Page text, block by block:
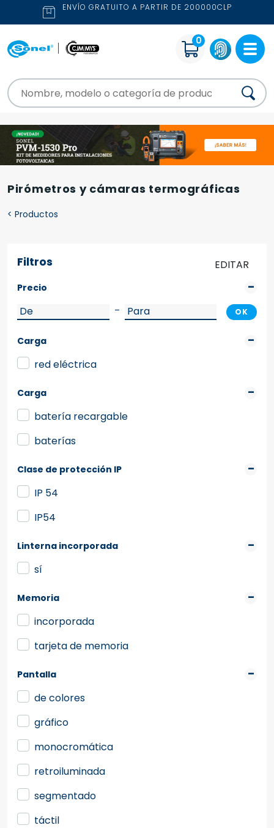
ENVÍO GRATUITO A PARTIR DE 200000CLP
0
Pirómetros y cámaras termográficas
< Productos
Filtros EDITAR
Precio
–
OK
Carga
red eléctrica
Carga
batería recargable
baterías
Clase de protección IP
IP 54
IP54
Linterna incorporada
sí
Memoria
incorporada
tarjeta de memoria
Pantalla
de colores
gráfico
monocromática
retroiluminada
segmentado
táctil